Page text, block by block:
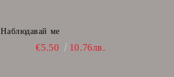
Наблюдавай ме
€5.50 10.76лв.